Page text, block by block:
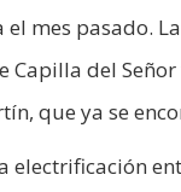
mes pasado.
Capilla del
que ya se
electrificación